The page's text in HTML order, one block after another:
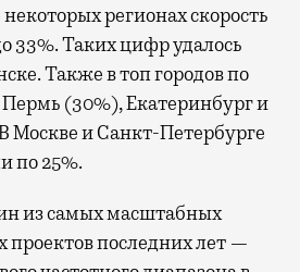
регионах скорость
33%. Таких цифр удалось
Также в топ городов по
(30%), Екатеринбург и
Москве и Санкт-Петербурге
по 25%.
из самых масштабных
последних лет —